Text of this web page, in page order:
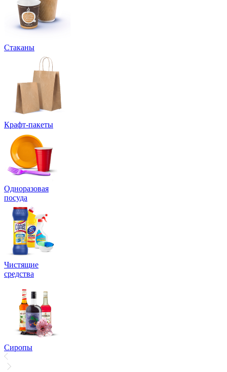
Стаканы
Крафт-пакеты
Одноразовая
посуда
Чистящие
средства
Сиропы